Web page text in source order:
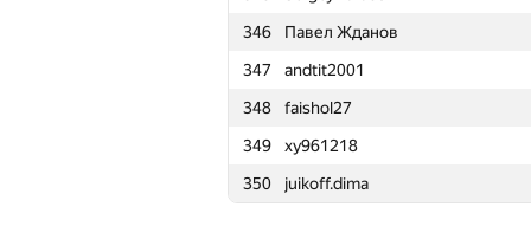
346
Павел Жданов
347
andtit2001
348
faishol27
349
xy961218
350
juikoff.dima
323
nikusha birkadze
324
sasha.seryanin
325
satashun
326
mcllaren1
327
Copymaster